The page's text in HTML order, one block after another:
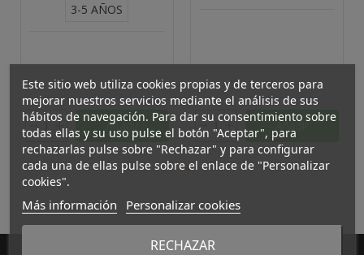
3-5 AÑOS
Añadir Añadir
Este sitio web utiliza cookies propias y de terceros para
mejorar nuestros servicios mediante el análisis de sus
hábitos de navegación. Para dar su consentimiento sobre
todas ellas y su uso pulse el botón "Aceptar", para
rechazarlas pulse sobre "Rechazar" y para configurar
cada una de ellas pulse sobre el enlace de "Personalizar
cookies".
Más información Personalizar cookies
RECHAZAR